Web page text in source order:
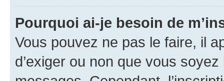
Pourquoi ai-je besoin de
Vous pouvez ne pas le faire, il
d’exiger ou non que vous